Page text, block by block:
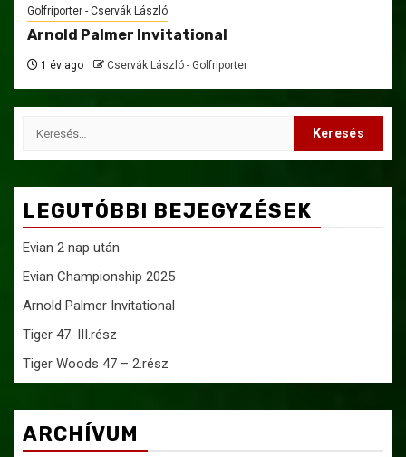
Golfriporter - Cservák László
Arnold Palmer Invitational
1 év ago Cservák László - Golfriporter
Keresés:
LEGUTÓBBI BEJEGYZÉSEK
Evian 2 nap után
Evian Championship 2025
Arnold Palmer Invitational
Tiger 47. III.rész
Tiger Woods 47 – 2.rész
ARCHÍVUM